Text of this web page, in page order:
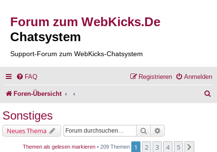
Forum zum WebKicks.De
Chatsystem
Support-Forum zum WebKicks-Chatsystem
FAQ Anmelden
Registrieren
Foren-Übersicht
Sonstiges
Neues Thema Suche
Themen als gelesen markieren • 209 Themen 1 2 3 4 5